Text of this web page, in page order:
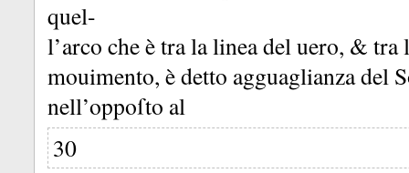
quel-
l’arco che è tra la linea del uero, & tra
mouimento, è detto agguaglianza del
nell’oppoſto al
30